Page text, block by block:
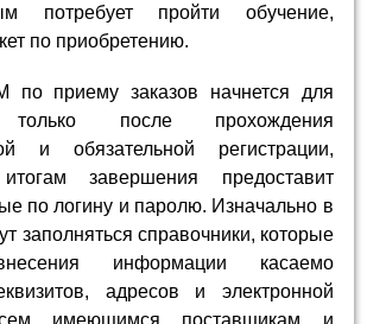
потребует пройти обучение,
по приобретению.
по приему заказов начнется для
только после прохождения
и обязательной регистрации,
завершения предоставит
по логину и паролю. Изначально в
заполняться справочники, которые
информации касаемо
адресов и электронной
имеющимся поставщикам и